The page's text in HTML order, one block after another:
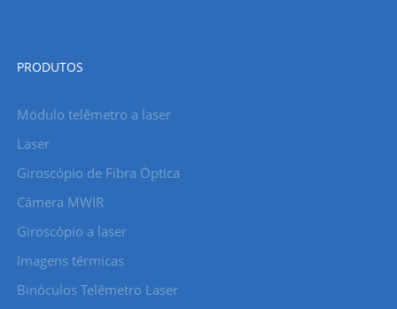
PRODUTOS
Módulo telêmetro a laser
Laser
Giroscópio de Fibra Óptica
Câmera MWIR
Giroscópio a laser
Imagens térmicas
Binóculos Telêmetro Laser